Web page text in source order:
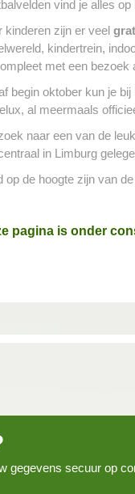
vind je alles
kinderen zijn er veel
kindertrein,
met een bezoek
begin oktober kun je
al meermaals
naar een van de
in Limburg
op de hoogte zijn van
pagina is onder
gegevens secuur op